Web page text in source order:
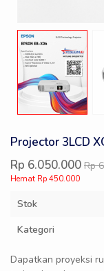
Projector 3LCD
Rp 6.050.000 Rp
Hemat Rp 450.000
Stok
Kategori
Dapatkan proyeksi